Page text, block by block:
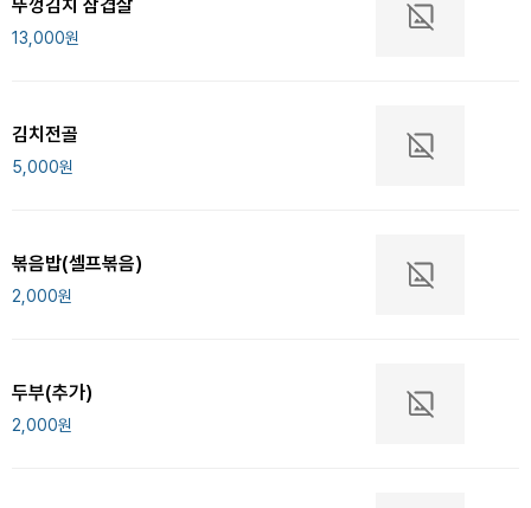
뚜껑김치 삼겹살
13,000원
김치전골
5,000원
볶음밥(셀프볶음)
2,000원
두부(추가)
2,000원